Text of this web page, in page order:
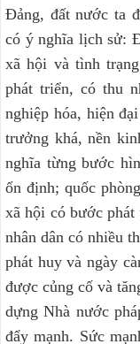
Đảng, đất nước ta
có ý nghĩa lịch sử:
xã hội và tình
phát triển, có thu
nghiệp hóa, hiện
trưởng khá, nền
nghĩa từng bước
ổn định; quốc
xã hội có bước
nhân dân có nhiều
phát huy và ngày
được củng cố và
dựng Nhà nước
đẩy mạnh. Sức